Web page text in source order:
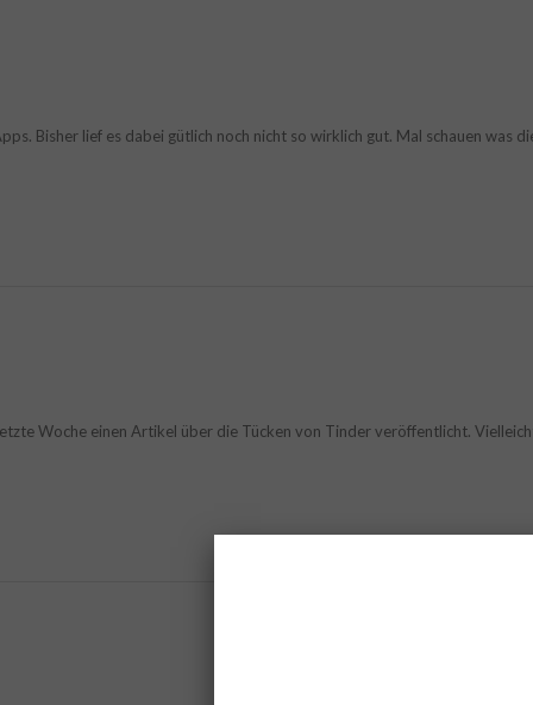
Bisher lief es dabei gütlich noch nicht so wirklich gut. Mal schauen was
Woche einen Artikel über die Tücken von Tinder veröffentlicht.